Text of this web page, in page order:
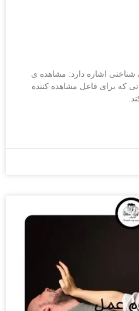
شناختی اشاره دارد: مشاهده ی
که برای فاعل مشاهده کننده